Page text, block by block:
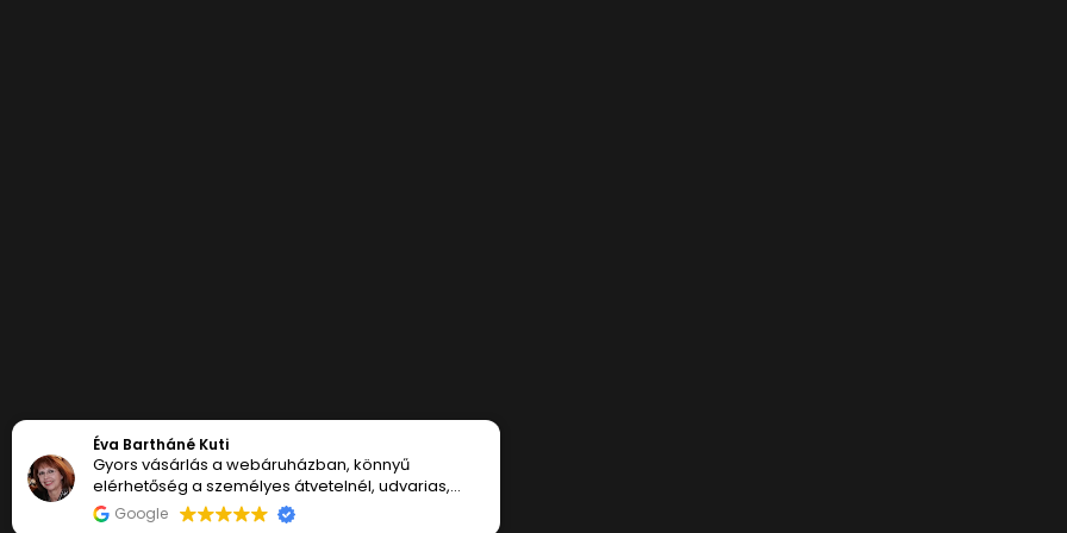
©2026 - DUBLINO | KÉSZÍTETTE
Éva Bartháné Kuti
Gyors vásárlás a webáruházban, könnyű
elérhetőség a személyes átvetelnél, udvarias,
segítőkész munkatársak.
Google